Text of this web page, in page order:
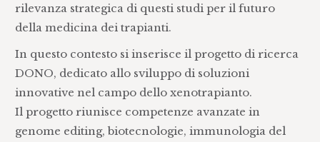
rilevanza strategica di questi studi per il futuro
della medicina dei trapianti.
In questo contesto si inserisce il progetto di ricerca
DONO, dedicato allo sviluppo di soluzioni
innovative nel campo dello xenotrapianto.
Il progetto riunisce competenze avanzate in
genome editing, biotecnologie, immunologia del